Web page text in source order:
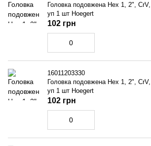
Головка подовжена Hex 1, 2",
уп 1 шт Hoegert
102 грн
16011203330
Головка подовжена Hex 1, 2",
уп 1 шт Hoegert
102 грн